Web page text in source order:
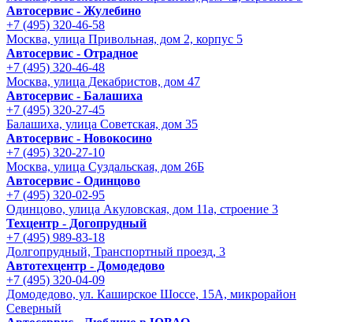
Автосервис - Жулебино
+7 (495) 320-46-58
Москва, улица Привольная, дом 2, корпус 5
Автосервис - Отрадное
+7 (495) 320-46-48
Москва, улица Декабристов, дом 47
Автосервис - Балашиха
+7 (495) 320-27-45
Балашиха, улица Советская, дом 35
Автосервис - Новокосино
+7 (495) 320-27-10
Москва, улица Суздальская, дом 26Б
Автосервис - Одинцово
+7 (495) 320-02-95
Одинцово, улица Акуловская, дом 11а, строение 3
Техцентр - Догопрудный
+7 (495) 989-83-18
Долгопрудный, Транспортный проезд, 3
Автотехцентр - Домодедово
+7 (495) 320-04-09
Домодедово, ул. Каширское Шоссе, 15А, микрорайон
Северный